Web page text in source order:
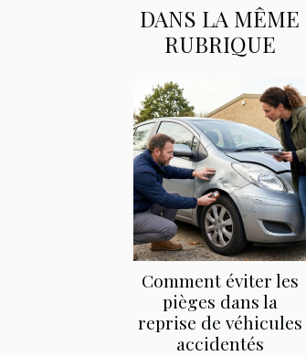
DANS LA MÊME
RUBRIQUE
Comment éviter les
pièges dans la
reprise de véhicules
accidentés